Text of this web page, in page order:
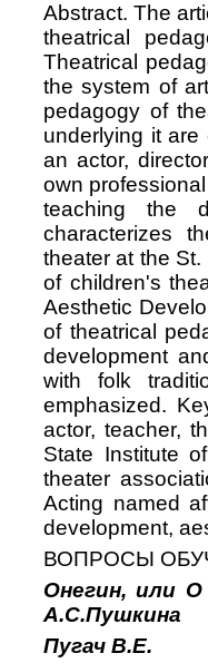
Abstract. The
theatrical
Theatrical
the system of
pedagogy of
underlying it
an actor,
own
teaching the
characterizes
theater at the
of children's
Aesthetic
of theatrical
development
with folk
emphasized.
actor, teacher,
State Institute
theater
Acting named
development,
ВОПРОСЫ
Онегин, или О
А.С.Пушкина
Пугач В.Е.